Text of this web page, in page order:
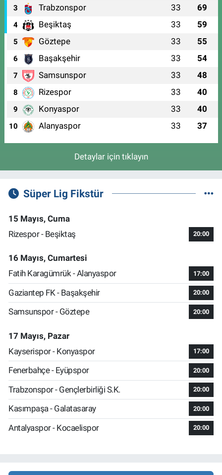
3 Trabzonspor 33 69
4 Beşiktaş 33 59
5 Göztepe 33 55
6 Başakşehir 33 54
7 Samsunspor 33 48
8 Rizespor 33 40
9 Konyaspor 33 40
10 Alanyaspor 33 37
Detaylar için tıklayın
Süper Lig Fikstür
15 Mayıs, Cuma
Rizespor - Beşiktaş
20:00
16 Mayıs, Cumartesi
Fatih Karagümrük - Alanyaspor
17:00
Gaziantep FK - Başakşehir 20:00
Samsunspor - Göztepe 20:00
17 Mayıs, Pazar
Kayserispor - Konyaspor
17:00
Fenerbahçe - Eyüpspor 20:00
Trabzonspor - Gençlerbirliği S.K. 20:00
Kasımpaşa - Galatasaray 20:00
Antalyaspor - Kocaelispor 20:00